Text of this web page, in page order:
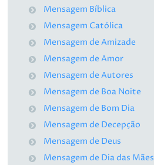
Mensagem Bíblica
Mensagem Católica
Mensagem de Amizade
Mensagem de Amor
Mensagem de Autores
Mensagem de Boa Noite
Mensagem de Bom Dia
Mensagem de Decepção
Mensagem de Deus
Mensagem de Dia das Mães